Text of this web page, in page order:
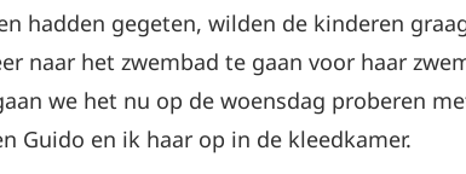
hadden gegeten, wilden de kinderen
naar het zwembad te gaan voor haar
we het nu op de woensdag proberen
Guido en ik haar op in de kleedkamer.